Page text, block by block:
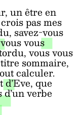
un être en
pas mes
savez-vous
vous
vous vous
titre sommaire,
calculer.
que
verbe